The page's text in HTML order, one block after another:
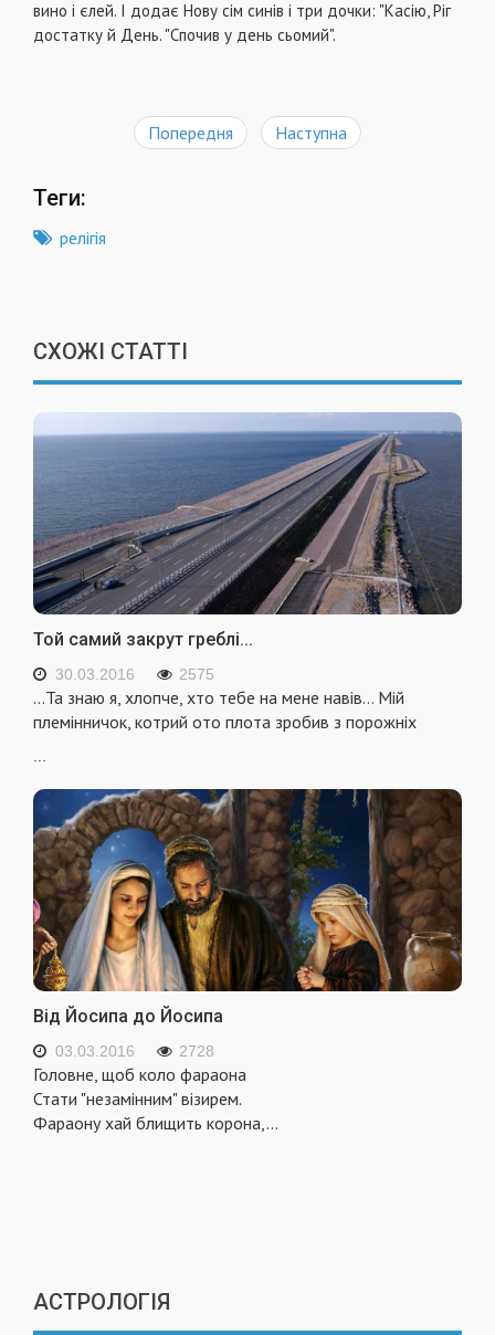
вино і єлей. І додає Нову сім синів і три дочки: "Касію, Ріг
достатку й День. "Спочив у день сьомий".
Попередня Наступна
Теги:
релігія
СХОЖІ СТАТТІ
Той самий закрут греблі...
30.03.2016 2575
…Та знаю я, хлопче, хто тебе на мене навів… Мій
племінничок, котрий ото плота зробив з порожніх
Від Йосипа до Йосипа
03.03.2016 2728
Головне, щоб коло фараона
Стати "незамінним" візирем.
Фараону хай блищить корона, ...
АСТРОЛОГІЯ